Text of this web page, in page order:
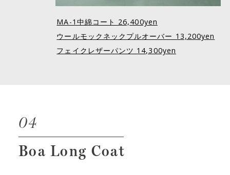
MA-1中綿コート 26,400yen
ウールモックネックプルオーバー 13,200yen
フェイクレザーパンツ 14,300yen
04
Boa Long Coat